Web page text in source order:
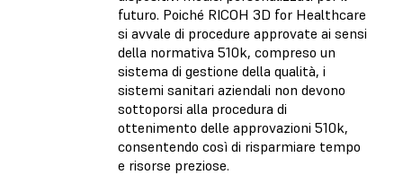
futuro. Poiché RICOH 3D for Healthcare
si avvale di procedure approvate ai sensi
della normativa 510k, compreso un
sistema di gestione della qualità, i
sistemi sanitari aziendali non devono
sottoporsi alla procedura di
ottenimento delle approvazioni 510k,
consentendo così di risparmiare tempo
e risorse preziose.